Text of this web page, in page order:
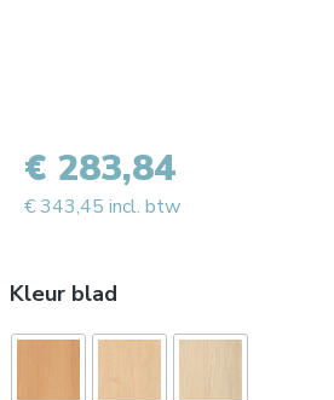
Kleur blad
€ 283,84
€ 343,45 incl. btw